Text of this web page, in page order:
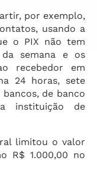
por exemplo,
usando a
o PIX não tem
semana e os
recebedor em
24 horas, sete
de banco
instituição de
limitou o valor
R$ 1.000,00 no